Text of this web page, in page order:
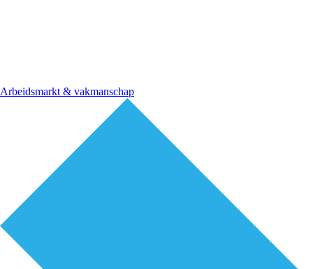
Arbeidsmarkt & vakmanschap